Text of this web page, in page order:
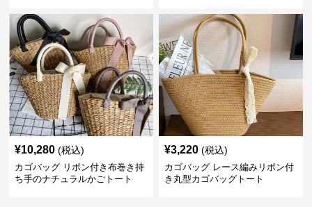
¥10,280 (税込)
カゴバッグ リボン付き布巻き持
ち手のナチュラルかごトート
¥3,220 (税込)
カゴバッグ レース編みリボン付
き丸型カゴバッグトート